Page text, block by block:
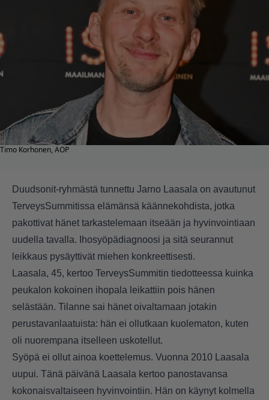
Timo Korhonen, AOP
Duudsonit-ryhmästä tunnettu Jarno Laasala on avautunut
TerveysSummitissa elämänsä käännekohdista, jotka
pakottivat hänet tarkastelemaan itseään ja hyvinvointiaan
uudella tavalla. Ihosyöpädiagnoosi ja sitä seurannut
leikkaus pysäyttivät miehen konkreettisesti.
Laasala, 45, kertoo TerveysSummitin tiedotteessa kuinka
peukalon kokoinen ihopala leikattiin pois hänen
selästään. Tilanne sai hänet oivaltamaan jotakin
perustavanlaatuista: hän ei ollutkaan kuolematon, kuten
oli nuorempana itselleen uskotellut.
Syöpä ei ollut ainoa koettelemus. Vuonna 2010 Laasala
uupui. Tänä päivänä Laasala kertoo panostavansa
kokonaisvaltaiseen hyvinvointiin. Hän on käynyt kolmella